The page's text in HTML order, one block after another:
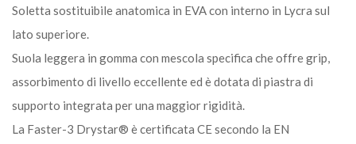
Soletta sostituibile anatomica in EVA con interno in Lycra sul
lato superiore.
Suola leggera in gomma con mescola specifica che offre grip,
assorbimento di livello eccellente ed è dotata di piastra di
supporto integrata per una maggior rigidità.
La Faster-3 Drystar® è certificata CE secondo la EN